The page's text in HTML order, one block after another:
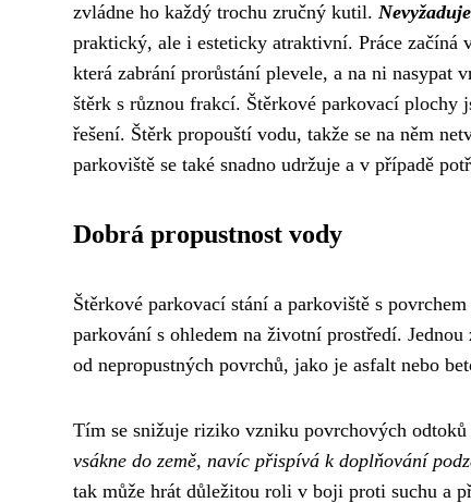
zvládne ho každý trochu zručný kutil. Nevyžaduje
praktický, ale i esteticky atraktivní. Práce začíná
která zabrání prorůstání plevele, a na ni
štěrk s různou frakcí. Štěrkové parkovací
řešení. Štěrk propouští vodu, takže se na něm
parkoviště se také snadno udržuje a v případě
Dobrá propustnost vody
Štěrkové parkovací stání a parkoviště s
parkování s ohledem na životní prostředí.
od nepropustných povrchů, jako je asfalt nebo
Tím se snižuje riziko vzniku povrchových
vsákne do země, navíc přispívá k doplňování
tak může hrát důležitou roli v boji proti suchu a